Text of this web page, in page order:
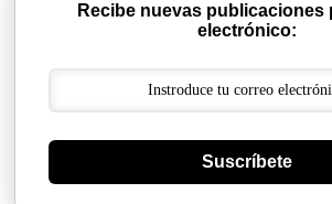
Recibe nuevas publicaciones
electrónico:
Suscríbete